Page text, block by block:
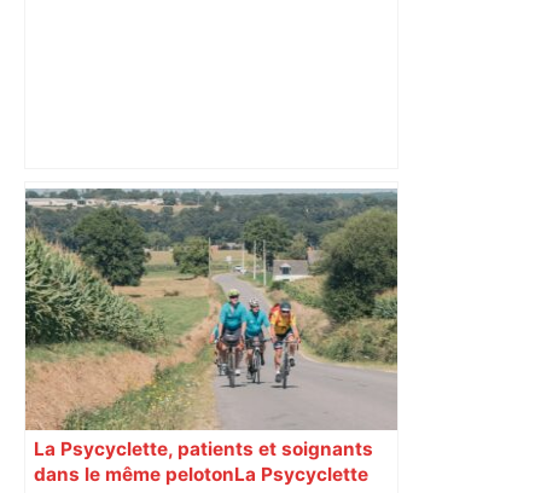
Top 14 : Perpignan mate le leader
Toulouse et quitte la dernière place –
lanouvellerepublique.fr
La Psycyclette, patients et soignants
dans le même peloton​​​​​​ La Psycyclette